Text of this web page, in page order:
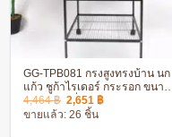
GG-TPB081 กรงสูงทรงบ้าน นก
แก้ว ชูก้าไรเดอร์ กระรอก ขนาด
ใหญ่ มีล้อเลื่อน เคลือบกันสนิม
ประกอบง่าย
4,464฿ Original
price
was:
2,651 ฿Current
ขายแล้ว: 26 ชิ้น